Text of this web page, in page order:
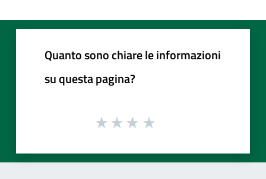
Quanto sono chiare le informazioni
su questa pagina?